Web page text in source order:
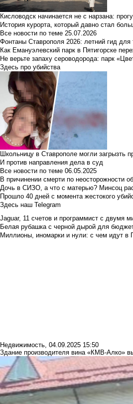
Кисловодск начинается не с нарзана:
История курорта, который давно стал
Все новости по теме 25.07.2026
Фонтаны Ставрополя 2026: летний гид
Как Емануэлевский парк в Пятигорске
Не верьте запаху сероводорода: парк
Здесь про убийства
Школьницу в Ставрополе могли загрызть
И против направления дела в суд
Все новости по теме 06.05.2025
В причинении смерти по неосторожности
Дочь в СИЗО, а что с матерью? Минсоц
Прошло 40 дней с момента жестокого
Здесь наш Telegram
Jaguar, 11 счетов и программист с двумя
Белая рубашка с черной дырой для
Миллионы, иномарки и нули: с чем идут в
Недвижимость, 04.09.2025 15:50
Здание производителя вина «КМВ-Алко»